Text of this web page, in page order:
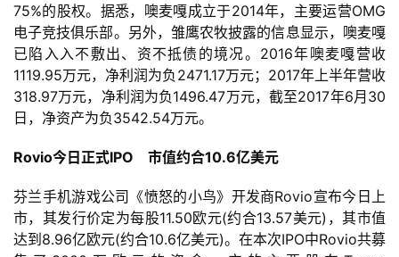
首
页
75%的股权。据悉，噢麦嘎成立于2014年，主要运营OMG
电子竞技俱乐部。另外，雏鹰农牧披露的信息显示，噢麦嘎
已陷入入不敷出、资不抵债的境况。2016年噢麦嘎营收
1119.95万元，净利润为负2471.17万元；2017年上半年营收
318.97万元，净利润为负1496.47万元，截至2017年6月30
日，净资产为负3542.54万元。
Rovio今日正式IPO    市值约合10.6亿美元
芬兰手机游戏公司《愤怒的小鸟》开发商Rovio宣布今日上
市，其发行价定为每股11.50欧元(约合13.57美元)，其市值
达到8.96亿欧元(约合10.6亿美元)。在本次IPO中Rovio共募